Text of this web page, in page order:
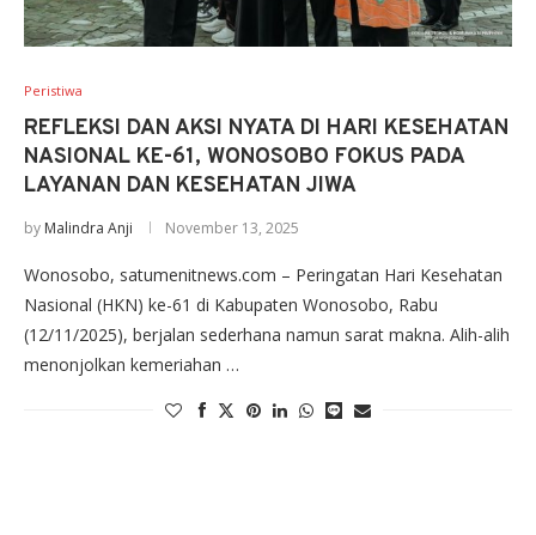
Peristiwa
REFLEKSI DAN AKSI NYATA DI HARI KESEHATAN
NASIONAL KE-61, WONOSOBO FOKUS PADA
LAYANAN DAN KESEHATAN JIWA
by Malindra Anji November 13, 2025
Wonosobo, satumenitnews.com – Peringatan Hari Kesehatan
Nasional (HKN) ke-61 di Kabupaten Wonosobo, Rabu
(12/11/2025), berjalan sederhana namun sarat makna. Alih-alih
menonjolkan kemeriahan …